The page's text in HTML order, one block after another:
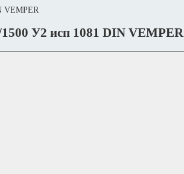
VEMPER
У2 исп 1081 DIN VEMPER